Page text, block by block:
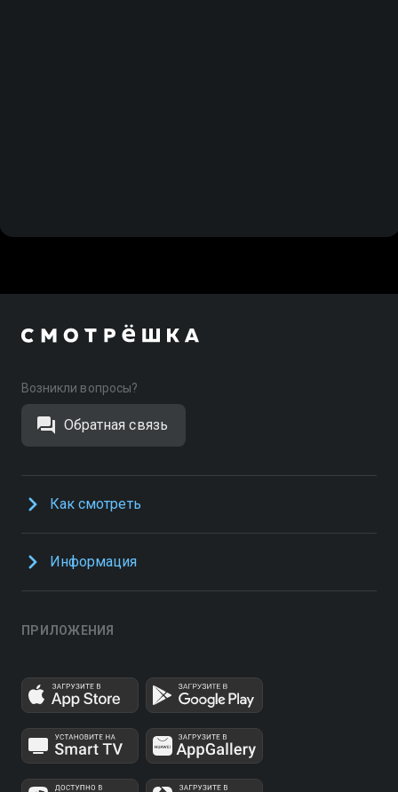
Возникли вопросы?
Обратная связь
Как смотреть
Информация
ПРИЛОЖЕНИЯ